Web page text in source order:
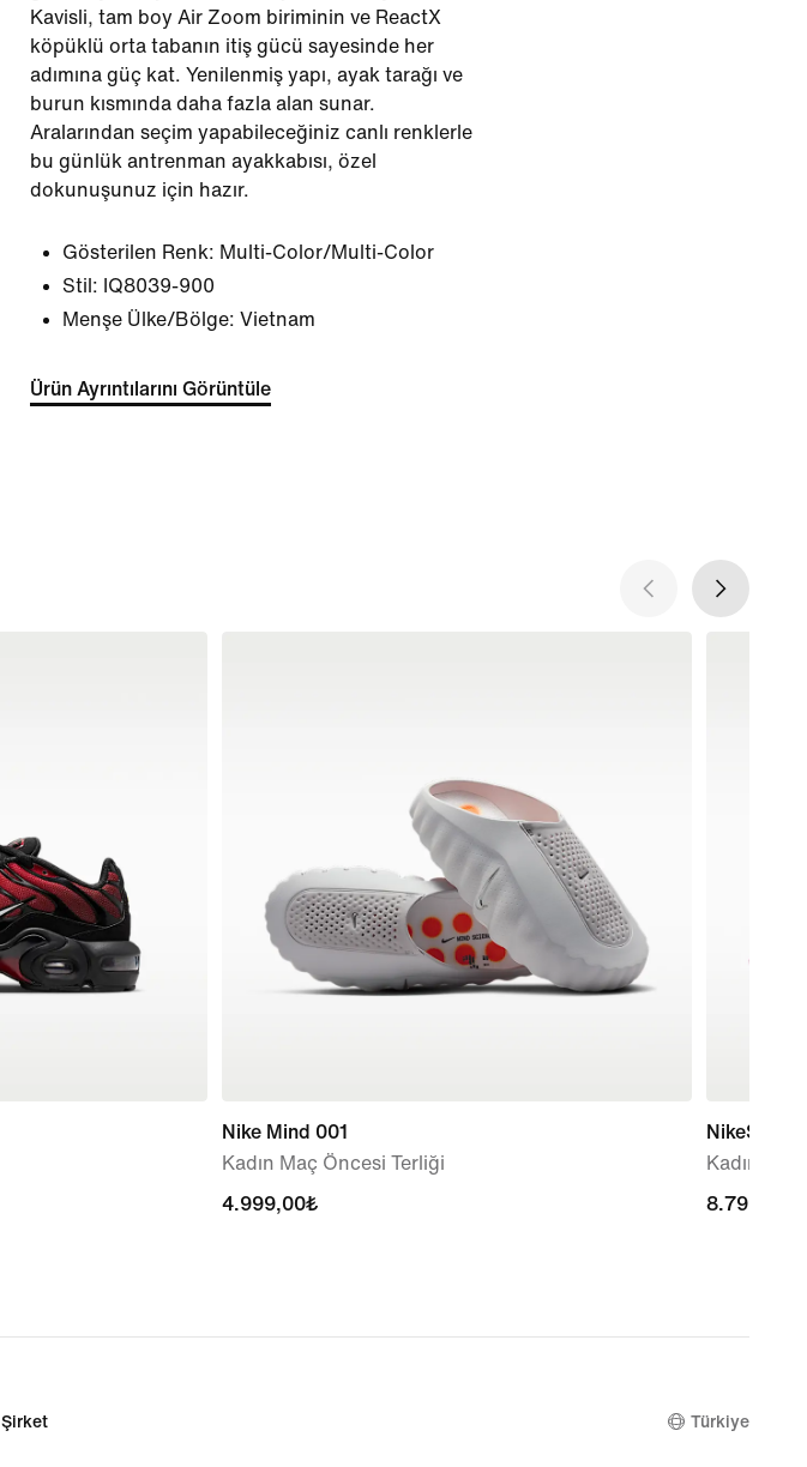
Kavisli, tam boy Air Zoom biriminin ve ReactX
köpüklü orta tabanın itiş gücü sayesinde her
adımına güç kat. Yenilenmiş yapı, ayak tarağı ve
burun kısmında daha fazla alan sunar.
Aralarından seçim yapabileceğiniz canlı renklerle
bu günlük antrenman ayakkabısı, özel
dokunuşunuz için hazır.
Gösterilen Renk: Multi-Color/Multi-Color
Stil: IQ8039-900
Menşe Ülke/Bölge: Vietnam
Ürün Ayrıntılarını Görüntüle
Nike Mind 001
Kadın Maç Öncesi Terliği
4.999,00₺
4.999,00₺
Kadın
8.799,00₺
8.799,00₺
Şirket Türkiye